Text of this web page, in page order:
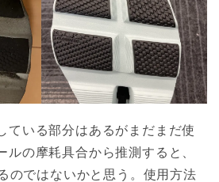
ている部分はあるがまだまだ使
ルの摩耗具合から推測すると、
のではないかと思う。使用方法